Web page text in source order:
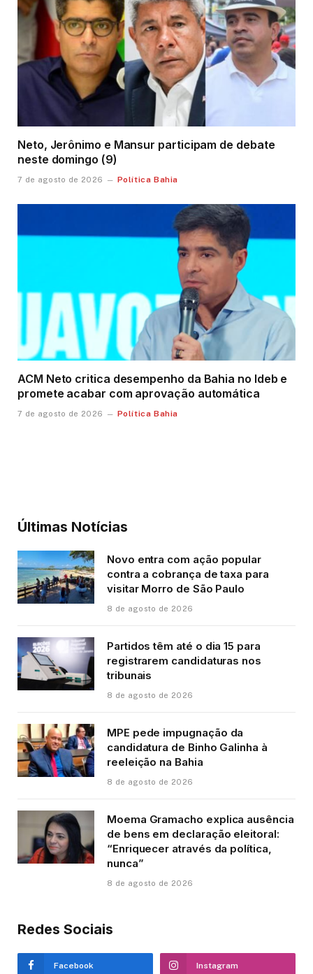
Neto, Jerônimo e Mansur participam de debate
neste domingo (9)
7 de agosto de 2026 Política Bahia
ACM Neto critica desempenho da Bahia no Ideb e
promete acabar com aprovação automática
7 de agosto de 2026 Política Bahia
Últimas Notícias
Novo entra com ação popular
contra a cobrança de taxa para
visitar Morro de São Paulo
8 de agosto de 2026
Partidos têm até o dia 15 para
registrarem candidaturas nos
tribunais
8 de agosto de 2026
MPE pede impugnação da
candidatura de Binho Galinha à
reeleição na Bahia
8 de agosto de 2026
Moema Gramacho explica ausência
de bens em declaração eleitoral:
“Enriquecer através da política,
nunca”
8 de agosto de 2026
Redes Sociais
Facebook Instagram